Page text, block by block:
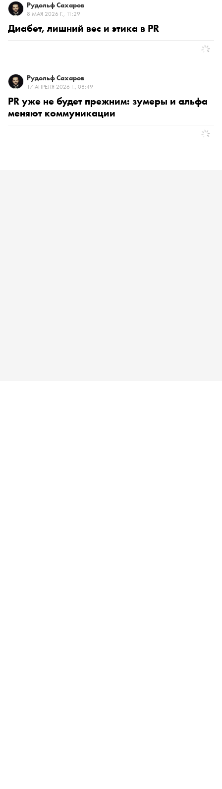
Рудольф Сахаров
8 МАЯ 2026 Г., 11:29
Диабет, лишний вес и этика в PR
Рудольф Сахаров
17 АПРЕЛЯ 2026 Г., 08:49
PR уже не будет прежним: зумеры и альфа
меняют коммуникации